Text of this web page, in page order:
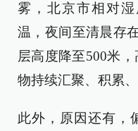
雾，北京市相对
温，夜间至清晨存
层高度降至500米
物持续汇聚、积累、
此外，原因还有，